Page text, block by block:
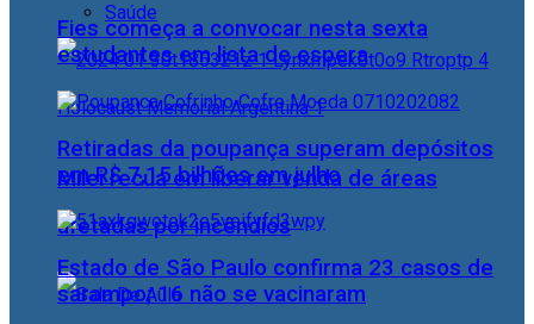
Saúde
Milei recua em liberar venda de áreas
afetadas por incêndios
Fies começa a convocar nesta sexta
estudantes em lista de espera
Retiradas da poupança superam depósitos
em R$ 7,15 bilhões em julho
Estado de São Paulo confirma 23 casos de
sarampo; 16 não se vacinaram